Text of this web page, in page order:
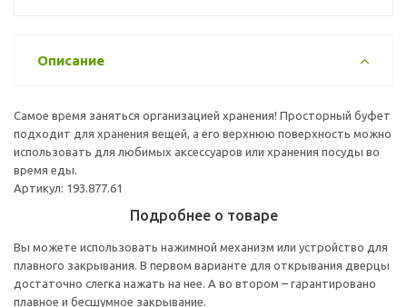
Описание
Самое время заняться организацией хранения! Просторный буфет
подходит для хранения вещей, а его верхнюю поверхность можно
использовать для любимых аксессуаров или хранения посуды во
время еды.
Артикул: 193.877.61
Подробнее о товаре
Вы можете использовать нажимной механизм или устройство для
плавного закрывания. В первом варианте для открывания дверцы
достаточно слегка нажать на нее. А во втором – гарантировано
плавное и бесшумное закрывание.